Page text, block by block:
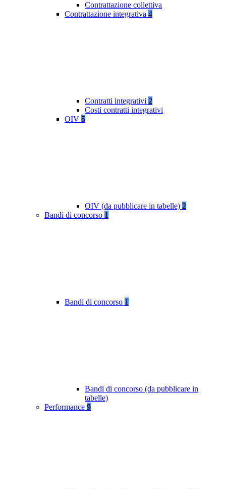
Contrattazione collettiva
Contrattazione integrativa 4
Contratti integrativi 2
Costi contratti integrativi
OIV 5
OIV (da pubblicare in tabelle) 2
Bandi di concorso 1
Bandi di concorso 1
Bandi di concorso (da pubblicare in
tabelle)
Performance 9